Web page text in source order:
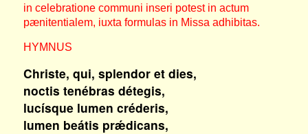
in celebratione communi inseri potest in actum
pænitentialem, iuxta formulas in Missa adhibitas.
HYMNUS
Christe, qui, splendor et dies,
noctis tenébras détegis,
lucísque lumen créderis,
lumen beátis prǽdicans,